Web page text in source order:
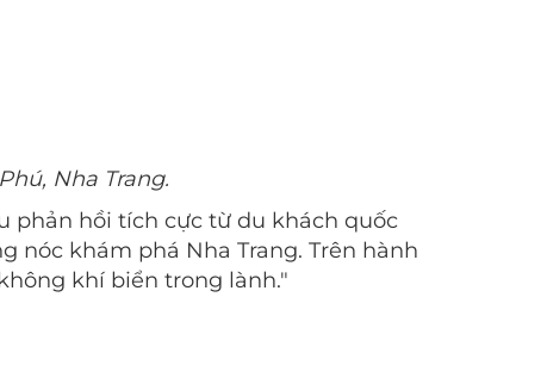
Nha Trang.
phản hồi tích cực từ du khách quốc
nóc khám phá Nha Trang. Trên hành
khí biển trong lành."